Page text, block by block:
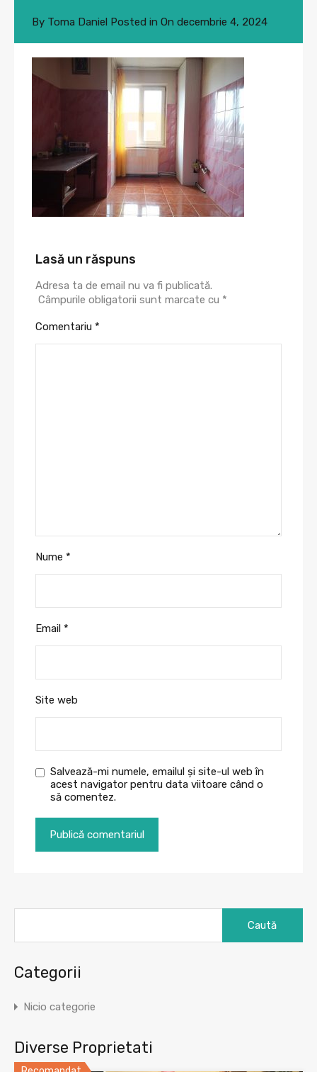
By Toma Daniel Posted in On decembrie 4, 2024
Lasă un răspuns
Adresa ta de email nu va fi publicată.
Câmpurile obligatorii sunt marcate cu *
Comentariu *
Nume *
Email *
Site web
Salvează-mi numele, emailul și site-ul web în
acest navigator pentru data viitoare când o
să comentez.
Categorii
Nicio categorie
Diverse Proprietati